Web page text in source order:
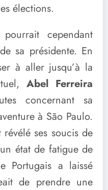
élections.
cependant
sa présidente. En
à aller jusqu’à la
Abel Ferreira
concernant sa
à São Paulo.
ses soucis de
état de fatigue de
Portugais a laissé
de prendre une